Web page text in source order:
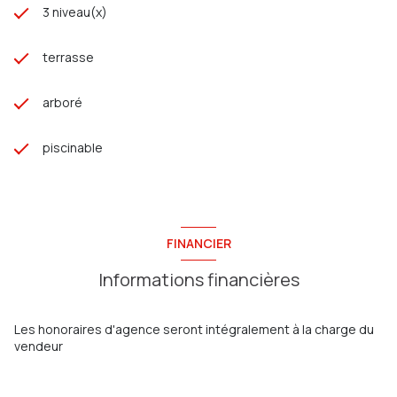
3 niveau(x)
terrasse
arboré
piscinable
FINANCIER
Informations financières
Les honoraires d'agence seront intégralement à la charge du
vendeur